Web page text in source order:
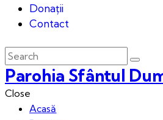
Donații
Contact
Parohia Sfântul
Close
Acasă